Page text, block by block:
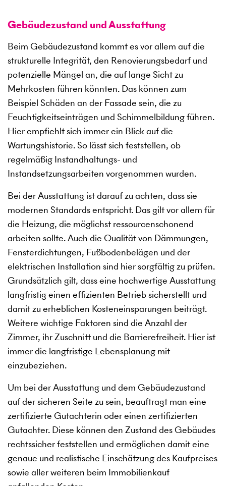
Gebäudezustand und Ausstattung
Beim Gebäudezustand kommt es vor allem auf die
strukturelle Integrität, den Renovierungsbedarf und
potenzielle Mängel an, die auf lange Sicht zu
Mehrkosten führen könnten. Das können zum
Beispiel Schäden an der Fassade sein, die zu
Feuchtigkeitseinträgen und Schimmelbildung führen.
Hier empfiehlt sich immer ein Blick auf die
Wartungshistorie. So lässt sich feststellen, ob
regelmäßig Instandhaltungs- und
Instandsetzungsarbeiten vorgenommen wurden.
Bei der Ausstattung ist darauf zu achten, dass sie
modernen Standards entspricht. Das gilt vor allem für
die Heizung, die möglichst ressourcenschonend
arbeiten sollte. Auch die Qualität von Dämmungen,
Fensterdichtungen, Fußbodenbelägen und der
elektrischen Installation sind hier sorgfältig zu prüfen.
Grundsätzlich gilt, dass eine hochwertige Ausstattung
langfristig einen effizienten Betrieb sicherstellt und
damit zu erheblichen Kosteneinsparungen beiträgt.
Weitere wichtige Faktoren sind die Anzahl der
Zimmer, ihr Zuschnitt und die Barrierefreiheit. Hier ist
immer die langfristige Lebensplanung mit
einzubeziehen.
Um bei der Ausstattung und dem Gebäudezustand
auf der sicheren Seite zu sein, beauftragt man eine
zertifizierte Gutachterin oder einen zertifizierten
Gutachter. Diese können den Zustand des Gebäudes
rechtssicher feststellen und ermöglichen damit eine
genaue und realistische Einschätzung des Kaufpreises
sowie aller weiteren beim Immobilienkauf